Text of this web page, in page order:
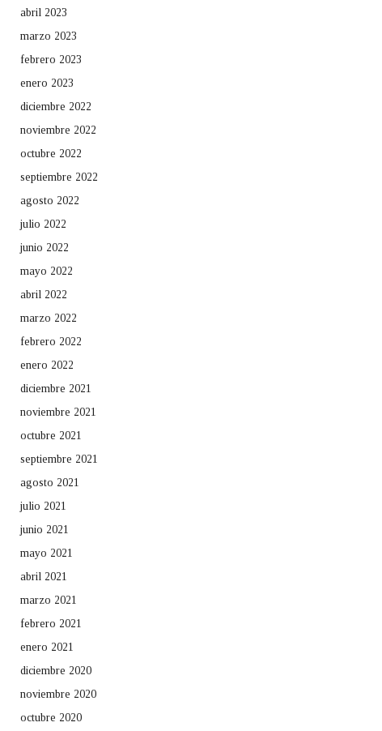
abril 2023
marzo 2023
febrero 2023
enero 2023
diciembre 2022
noviembre 2022
octubre 2022
septiembre 2022
agosto 2022
julio 2022
junio 2022
mayo 2022
abril 2022
marzo 2022
febrero 2022
enero 2022
diciembre 2021
noviembre 2021
octubre 2021
septiembre 2021
agosto 2021
julio 2021
junio 2021
mayo 2021
abril 2021
marzo 2021
febrero 2021
enero 2021
diciembre 2020
noviembre 2020
octubre 2020